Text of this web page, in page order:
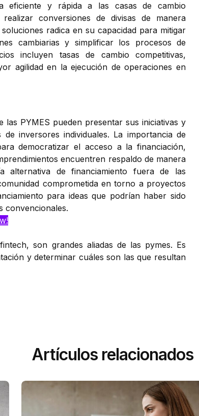
eficiente y rápida a las casas de cambio
conversiones de divisas de manera
radica en su capacidad para mitigar
cambiarias y simplificar los procesos de
incluyen tasas de cambio competitivas,
agilidad en la ejecución de operaciones en
PYMES pueden presentar sus iniciativas y
inversores individuales. La importancia de
democratizar el acceso a la financiación,
encuentren respaldo de manera
alternativa de financiamiento fuera de las
comprometida en torno a proyectos
para ideas que podrían haber sido
convencionales.
son grandes aliadas de las pymes. Es
y determinar cuáles son las que resultan
Artículos relacionados